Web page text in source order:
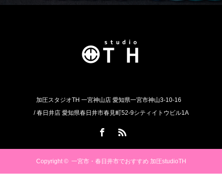
加圧スタジオTH 一宮神山店 愛知県一宮市神山3-10-16
/ 春日井店 愛知県春日井市春見町52-9シティイトウビル1A
Copyright © 一宮市・春日井市でおすすめ 加圧studioTH